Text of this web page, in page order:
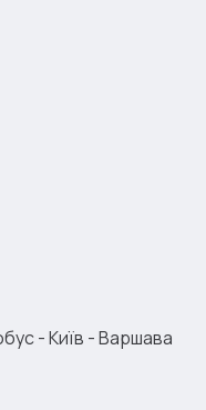
- Київ - Варшава